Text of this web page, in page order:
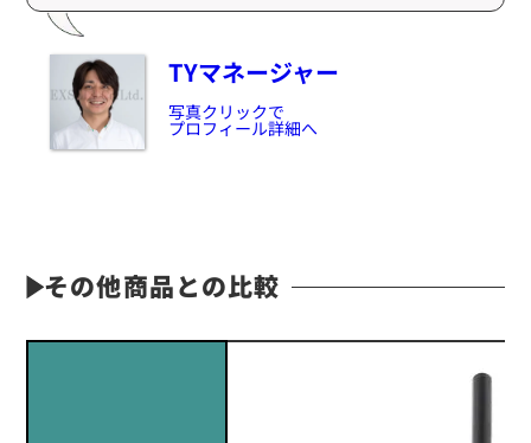
TYマネージャー
写真クリックで
プロフィール詳細へ
その他商品との比較